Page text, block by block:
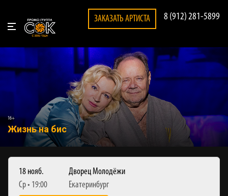
8 (912) 281-5899
ЗАКАЗАТЬ АРТИСТА
16+
Жизнь на бис
18 нояб.
Ср • 19:00
Дворец Молодёжи
Екатеринбург